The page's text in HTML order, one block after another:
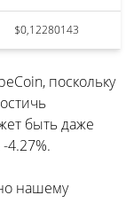
$0,12280143
поскольку
быть даже
4.27%.
нашему